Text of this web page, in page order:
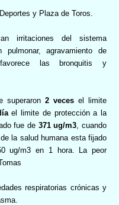
y Plaza de Toros.
irritaciones del sistema
agravamiento de
las bronquitis y
superaron 2 vecesel limite
el limite de protección a la
fue de 371 ug/m3 , cuando
la salud humana esta fijado
ug/m3 en 1 hora. La peor
respiratorias crónicas y